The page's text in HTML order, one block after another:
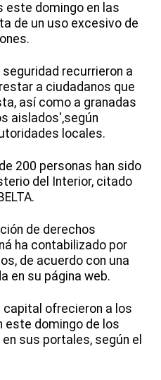
este domingo en las
de un uso excesivo de
seguridad recurrieron a
a ciudadanos que
así como a granadas
aislados',según
locales.
200 personas han sido
del Interior, citado
de derechos
ha contabilizado por
de acuerdo con una
en su página web.
ofrecieron a los
este domingo de los
sus portales, según el